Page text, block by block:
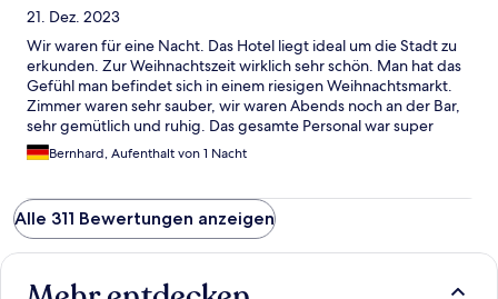
21. Dez. 2023
Wir waren für eine Nacht. Das Hotel liegt ideal um die Stadt zu
erkunden. Zur Weihnachtszeit wirklich sehr schön. Man hat das
Gefühl man befindet sich in einem riesigen Weihnachtsmarkt.
Zimmer waren sehr sauber, wir waren Abends noch an der Bar,
sehr gemütlich und ruhig. Das gesamte Personal war super
freundlich. Leider war ab morgens 07:30 Uhr Baulärm und
Bohrmaschinen zu hören, von dem wir geweckt wurden. Wir
Bernhard, Aufenthalt von 1 Nacht
Alle 311 Bewertungen anzeigen